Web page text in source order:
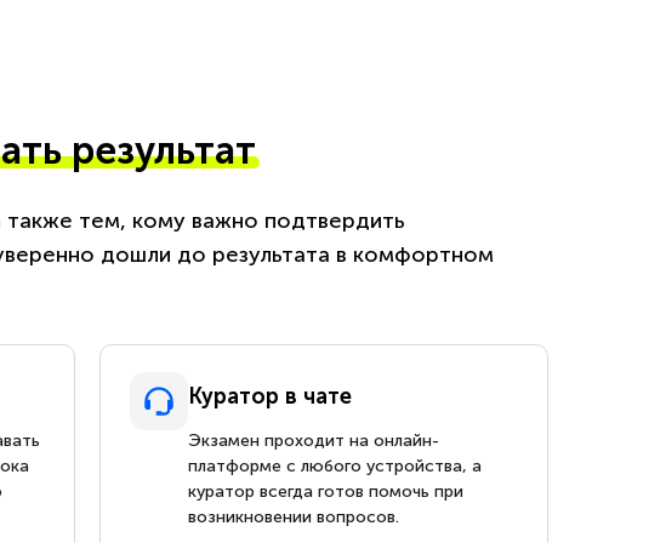
результат
тем, кому важно подтвердить
дошли до результата в комфортном
Куратор в чате
Экзамен проходит на онлайн-
платформе с любого устройства, а
куратор всегда готов помочь при
возникновении вопросов.